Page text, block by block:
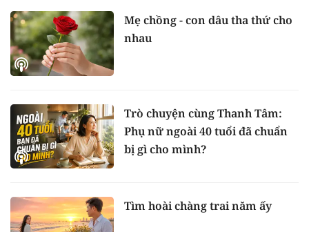
Mẹ chồng - con dâu tha thứ cho
nhau
Trò chuyện cùng Thanh Tâm:
Phụ nữ ngoài 40 tuổi đã chuẩn
bị gì cho mình?
Tìm hoài chàng trai năm ấy